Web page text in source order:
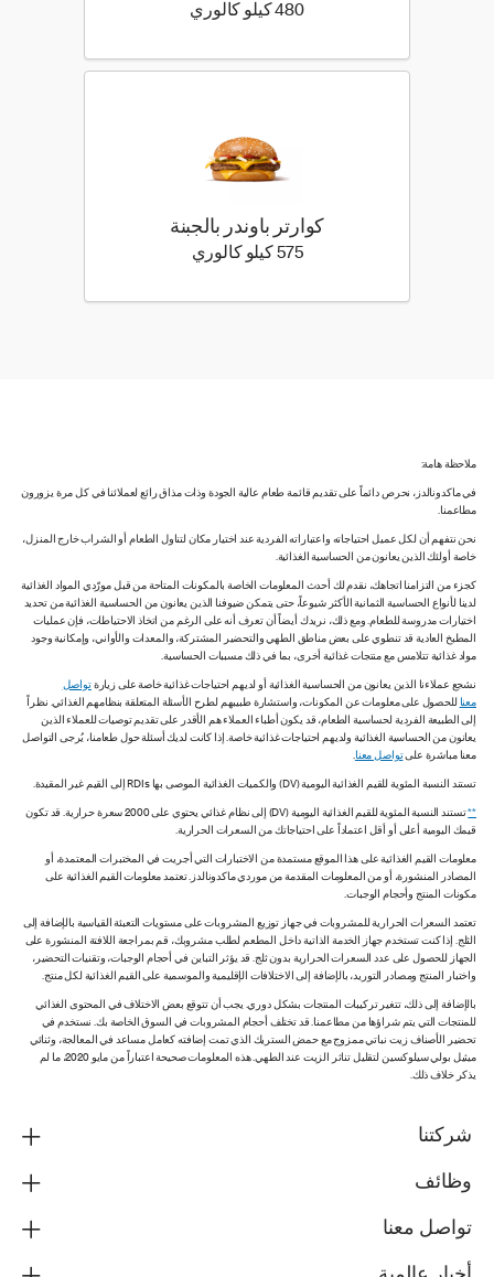
480 كيلو كالوري 480 كيلو سعرة حرارية
كوارتر باوندر بالجبنة
575 كيلو كالوري
ملاحظة هامة:
في ماكدونالدز، نحرص دائماً على تقديم قائمة طعام عالية الجودة وذات مذاق رائع لعملائنا في كل مرة يزورون
مطاعمنا.
نحن نتفهم أن لكل عميل احتياجاته واعتباراته الفردية عند اختيار مكان لتناول الطعام أو الشراب خارج المنزل،
خاصة أولئك الذين يعانون من الحساسية الغذائية.
كجزء من التزامنا اتجاهك، نقدم لك أحدث المعلومات الخاصة بالمكونات المتاحة من قبل مورّدي المواد الغذائية
لدينا لأنواع الحساسية الثمانية الأكثر شيوعاً، حتى يتمكن ضيوفنا الذين يعانون من الحساسية الغذائية من تحديد
اختيارات مدروسة للطعام. ومع ذلك، نريدك أيضاً أن تعرف أنه على الرغم من اتخاذ الاحتياطات، فإن عمليات
المطبخ العادية قد تنطوي على بعض مناطق الطهي والتحضير المشتركة، والمعدات والأواني، وإمكانية وجود
مواد غذائية تتلامس مع منتجات غذائية أخرى، بما في ذلك مسببات الحساسية.
نشجع عملاءنا الذين يعانون من الحساسية الغذائية أو لديهم احتياجات غذائية خاصة على زيارةتواصل
معنا للحصول على معلومات عن المكونات، واستشارة طبيبهم لطرح الأسئلة المتعلقة بنظامهم الغذائي. نظراً
إلى الطبيعة الفردية لحساسية الطعام، قد يكون أطباء العملاء هم الأقدر على تقديم توصيات للعملاء الذين
يعانون من الحساسية الغذائية ولديهم احتياجات غذائية خاصة. إذا كانت لديك أسئلة حول طعامنا، يُرجى التواصل
معنا مباشرة علىتواصل معنا.
تستند النسبة المئوية للقيم الغذائية اليومية (DV) والكميات الغذائية الموصى بها RDIs إلى القيم غير المقيدة.
**
تستند النسبة المئوية للقيم الغذائية اليومية (DV) إلى نظام غذائي يحتوي على 2000 سعرة حرارية. قد تكون
قيمك اليومية أعلى أو أقل اعتماداً على احتياجاتك من السعرات الحرارية.
معلومات القيم الغذائية على هذا الموقع مستمدة من الاختبارات التي أجريت في المختبرات المعتمدة، أو
المصادر المنشورة، أو من المعلومات المقدمة من موردي ماكدونالدز. تعتمد معلومات القيم الغذائية على
مكونات المنتج وأحجام الوجبات.
تعتمد السعرات الحرارية للمشروبات في جهاز توزيع المشروبات على مستويات التعبئة القياسية بالإضافة إلى
الثلج. إذا كنت تستخدم جهاز الخدمة الذاتية داخل المطعم لطلب مشروبك، قم بمراجعة اللافتة المنشورة على
الجهاز للحصول على عدد السعرات الحرارية بدون ثلج. قد يؤثر التباين في أحجام الوجبات، وتقنيات التحضير،
واختبار المنتج ومصادر التوريد، بالإضافة إلى الاختلافات الإقليمية والموسمية على القيم الغذائية لكل منتج.
بالإضافة إلى ذلك، تتغير تركيبات المنتجات بشكل دوري. يجب أن تتوقع بعض الاختلاف في المحتوى الغذائي
للمنتجات التي يتم شراؤها من مطاعمنا. قد تختلف أحجام المشروبات في السوق الخاصة بك. نستخدم في
تحضير الأصناف زيت نباتي ممزوج مع حمض الستريك الذي تمت إضافته كعامل مساعد في المعالجة، وثنائي
ميثيل بولي سيلوكسين لتقليل تناثر الزيت عند الطهي. هذه المعلومات صحيحة اعتباراً من مايو 2020، ما لم
يذكر خلاف ذلك.
شركتنا
وظائف
تواصل معنا